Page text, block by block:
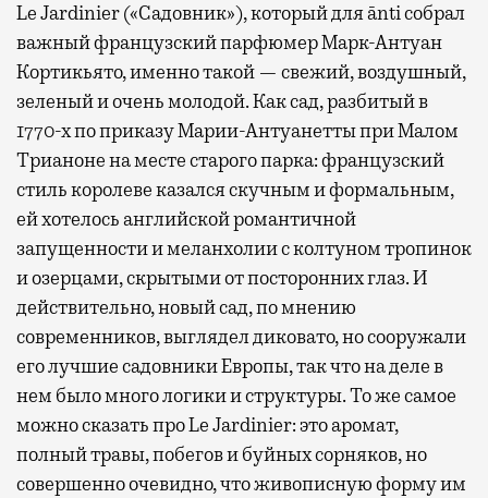
Le Jardinier («Садовник»), который для ānti собрал
важный французский парфюмер Марк-Антуан
Кортикьято, именно такой — свежий, воздушный,
зеленый и очень молодой. Как сад, разбитый в
1770-х по приказу Марии-Антуанетты при Малом
Трианоне на месте старого парка: французский
стиль королеве казался скучным и формальным,
ей хотелось английской романтичной
запущенности и меланхолии с колтуном тропинок
и озерцами, скрытыми от посторонних глаз. И
действительно, новый сад, по мнению
современников, выглядел диковато, но сооружали
его лучшие садовники Европы, так что на деле в
нем было много логики и структуры. То же самое
можно сказать про Le Jardinier: это аромат,
полный травы, побегов и буйных сорняков, но
совершенно очевидно, что живописную форму им